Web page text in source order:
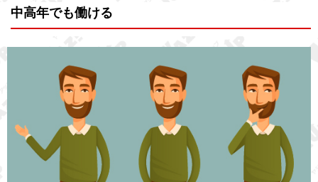
中高年でも働ける